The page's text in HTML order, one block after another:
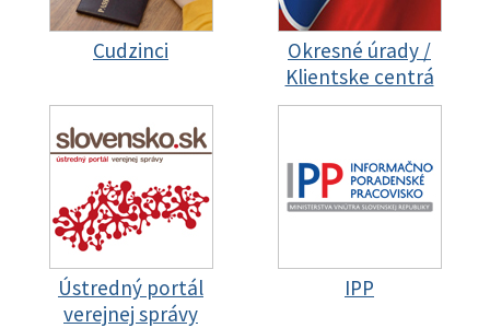
Cudzinci
Okresné úrady /
Klientske centrá
Ústredný portál
verejnej správy
IPP